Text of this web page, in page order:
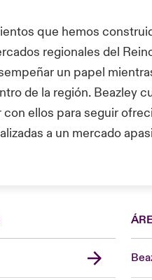
que hemos
regionales del
un papel
de la región. Beazley
ellos para seguir
a un mercado